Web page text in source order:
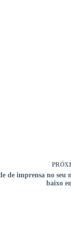
de imprensa no seu
baixo